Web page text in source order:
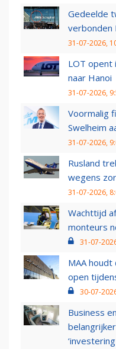
Gedeelde
verbonden
31-07-2026,
LOT opent
naar Hanoi
31-07-2026,
Voormalig
Swelheim
31-07-2026,
Rusland
wegens
31-07-2026,
Wachttijd
monteurs
31-07-
MAA houdt
open
30-07-
Business